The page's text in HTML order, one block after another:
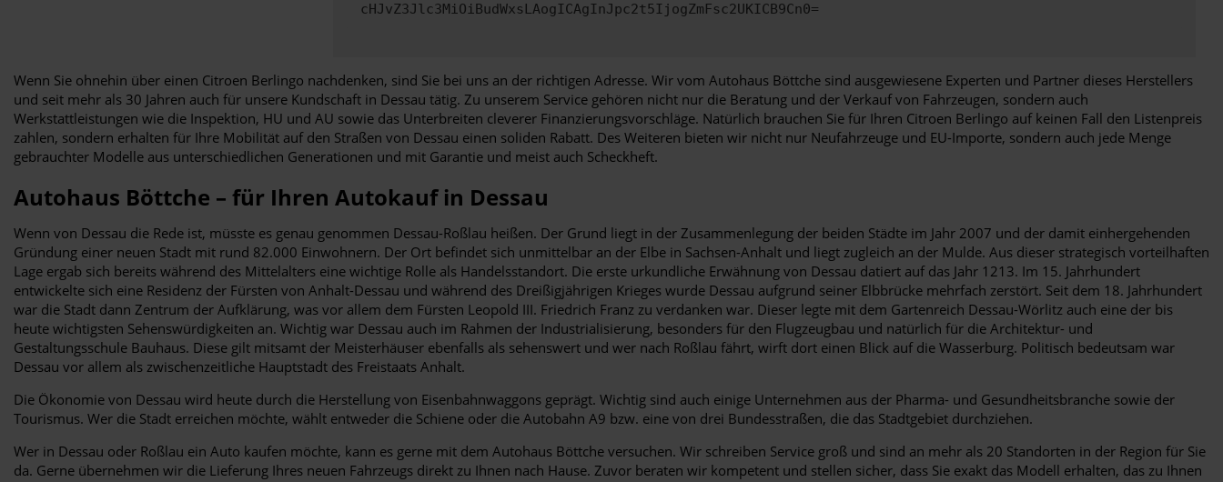
cHJvZ3Jlc3MiOiBudWxsLAogICAgInJpc2t5IjogZmFsc2UKICB9Cn0=
Wenn Sie ohnehin über einen Citroen Berlingo nachdenken, sind Sie bei uns an der richtigen Adresse. Wir vom Autohaus Böttche sind ausgewiesene Experten und Partner dieses Herstellers
und seit mehr als 30 Jahren auch für unsere Kundschaft in Dessau tätig. Zu unserem Service gehören nicht nur die Beratung und der Verkauf von Fahrzeugen, sondern auch
Werkstattleistungen wie die Inspektion, HU und AU sowie das Unterbreiten cleverer Finanzierungsvorschläge. Natürlich brauchen Sie für Ihren Citroen Berlingo auf keinen Fall den Listenpreis
zahlen, sondern erhalten für Ihre Mobilität auf den Straßen von Dessau einen soliden Rabatt. Des Weiteren bieten wir nicht nur Neufahrzeuge und EU-Importe, sondern auch jede Menge
gebrauchter Modelle aus unterschiedlichen Generationen und mit Garantie und meist auch Scheckheft.
Autohaus Böttche – für Ihren Autokauf in Dessau
Wenn von Dessau die Rede ist, müsste es genau genommen Dessau-Roßlau heißen. Der Grund liegt in der Zusammenlegung der beiden Städte im Jahr 2007 und der damit einhergehenden
Gründung einer neuen Stadt mit rund 82.000 Einwohnern. Der Ort befindet sich unmittelbar an der Elbe in Sachsen-Anhalt und liegt zugleich an der Mulde. Aus dieser strategisch vorteilhaften
Lage ergab sich bereits während des Mittelalters eine wichtige Rolle als Handelsstandort. Die erste urkundliche Erwähnung von Dessau datiert auf das Jahr 1213. Im 15. Jahrhundert
entwickelte sich eine Residenz der Fürsten von Anhalt-Dessau und während des Dreißigjährigen Krieges wurde Dessau aufgrund seiner Elbbrücke mehrfach zerstört. Seit dem 18. Jahrhundert
war die Stadt dann Zentrum der Aufklärung, was vor allem dem Fürsten Leopold III. Friedrich Franz zu verdanken war. Dieser legte mit dem Gartenreich Dessau-Wörlitz auch eine der bis
heute wichtigsten Sehenswürdigkeiten an. Wichtig war Dessau auch im Rahmen der Industrialisierung, besonders für den Flugzeugbau und natürlich für die Architektur- und
Gestaltungsschule Bauhaus. Diese gilt mitsamt der Meisterhäuser ebenfalls als sehenswert und wer nach Roßlau fährt, wirft dort einen Blick auf die Wasserburg. Politisch bedeutsam war
Dessau vor allem als zwischenzeitliche Hauptstadt des Freistaats Anhalt.
Die Ökonomie von Dessau wird heute durch die Herstellung von Eisenbahnwaggons geprägt. Wichtig sind auch einige Unternehmen aus der Pharma- und Gesundheitsbranche sowie der
Tourismus. Wer die Stadt erreichen möchte, wählt entweder die Schiene oder die Autobahn A9 bzw. eine von drei Bundesstraßen, die das Stadtgebiet durchziehen.
Wer in Dessau oder Roßlau ein Auto kaufen möchte, kann es gerne mit dem Autohaus Böttche versuchen. Wir schreiben Service groß und sind an mehr als 20 Standorten in der Region für Sie
da. Gerne übernehmen wir die Lieferung Ihres neuen Fahrzeugs direkt zu Ihnen nach Hause. Zuvor beraten wir kompetent und stellen sicher, dass Sie exakt das Modell erhalten, das zu Ihnen